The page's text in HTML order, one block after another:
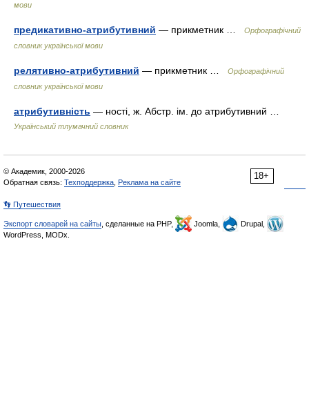
мови
предикативно-атрибутивний — прикметник …
Орфографічний
словник української мови
релятивно-атрибутивний — прикметник …
Орфографічний
словник української мови
атрибутивність — ності, ж. Абстр. ім. до атрибутивний …
Український тлумачний словник
18+
© Академик, 2000-2026
Обратная связь: Техподдержка Реклама на сайте
👣 Путешествия
Экспорт словарей на сайты , сделанные на PHP, Joomla,
Drupal,
WordPress, MODx.